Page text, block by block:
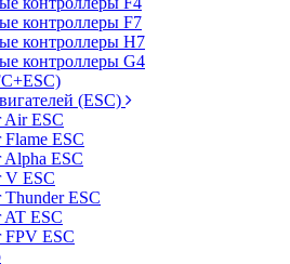
контроллеры F7
контроллеры H7
контроллеры G4
(ESC)
Air ESC
ESC
ESC
V ESC
ESC
ESC
FPV ESC